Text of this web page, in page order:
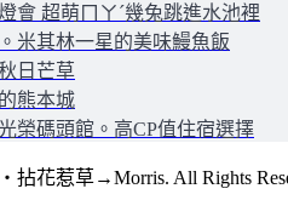
會 超萌ㄇㄚˊ幾兔跳進水池裡
米其林一星的美味鰻魚飯
日芒草
熊本城
榮碼頭館。高CP值住宿選擇
花惹草→Morris. All Rights